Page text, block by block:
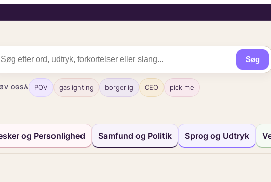
Søg
OGSÅ POV gaslighting borgerlig CEO pick me
og Personlighed Samfund og Politik Sprog og Udtryk